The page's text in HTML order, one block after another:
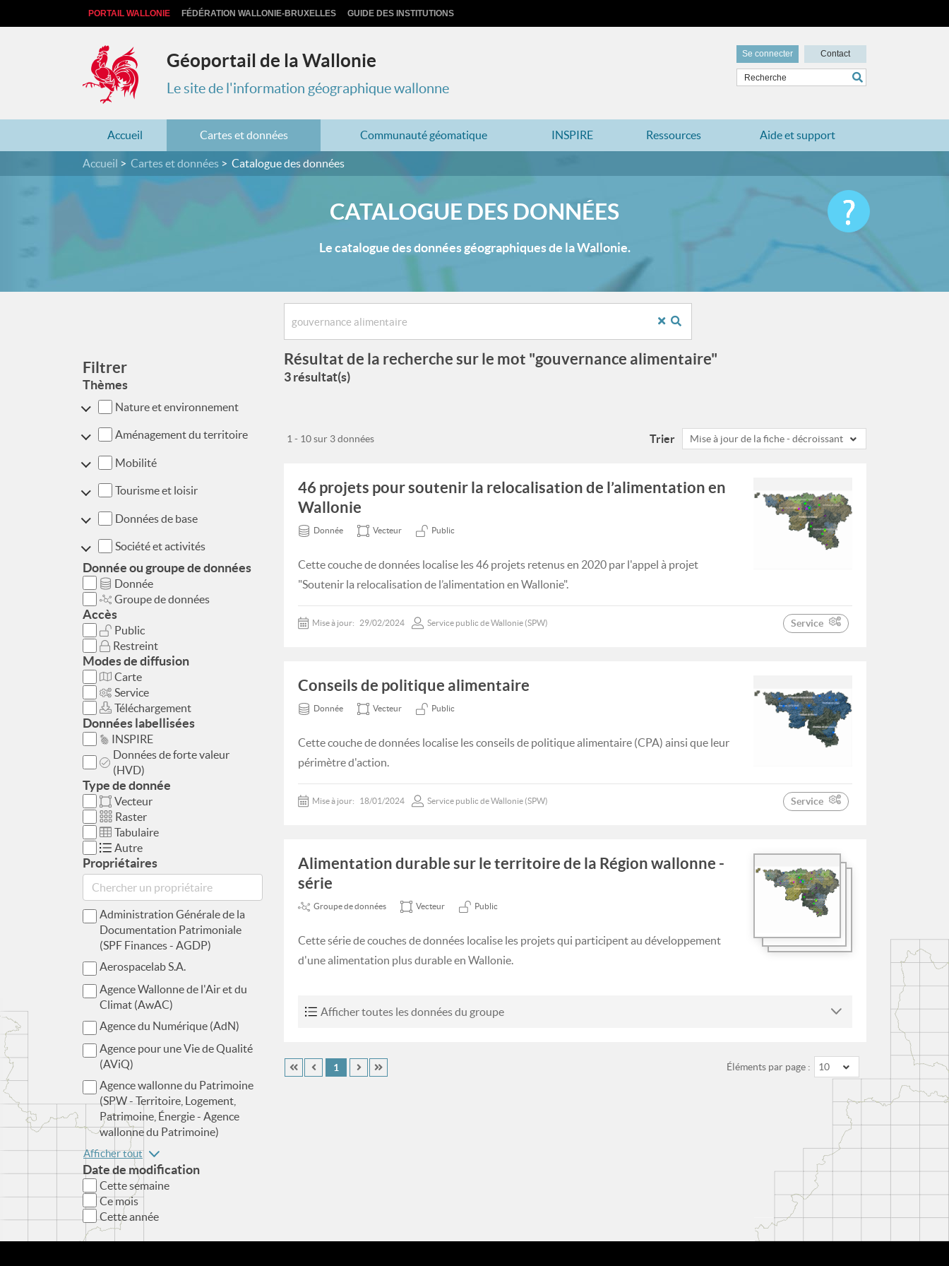
PORTAIL WALLONIE FÉDÉRATION WALLONIE-BRUXELLES GUIDE DES INSTITUTIONS
Géoportail de la Wallonie
Le site de l'information géographique wallonne
Se connecter Contact
Accueil Cartes et données Communauté géomatique INSPIRE Ressources Aide et support
Accueil Cartes et données Catalogue des données
CATALOGUE DES DONNÉES
Le catalogue des données géographiques de la Wallonie.
Filtrer
Thèmes
Nature et environnement
Aménagement du territoire
Mobilité
Tourisme et loisir
Données de base
Société et activités
Donnée ou groupe de données
Donnée
Groupe de données
Accès
Public
Restreint
Modes de diffusion
Carte
Service
Téléchargement
Données labellisées
INSPIRE
Données de forte valeur
(HVD)
Type de donnée
Vecteur
Raster
Tabulaire
Autre
Propriétaires
Administration Générale de la
Documentation Patrimoniale
(SPF Finances - AGDP)
Aerospacelab S.A.
Agence Wallonne de l'Air et du
Climat (AwAC)
Agence du Numérique (AdN)
Agence pour une Vie de Qualité
(AViQ)
Agence wallonne du Patrimoine
(SPW - Territoire, Logement,
Patrimoine, Énergie - Agence
wallonne du Patrimoine)
Afficher tout
Date de modification
Cette semaine
Ce mois
Cette année
Résultat de la recherche sur le mot "gouvernance alimentaire"
3 résultat(s)
Trier Mise à jour de la fiche - décroissant
1 - 10 sur 3 données
46 projets pour soutenir la relocalisation de l’alimentation en
Wallonie
Donnée Vecteur Public
Cette couche de données localise les 46 projets retenus en 2020 par l'appel à projet
"Soutenir la relocalisation de l’alimentation en Wallonie".
Mise à jour: 29/02/2024 Service public de Wallonie (SPW) Service
Conseils de politique alimentaire
Donnée Vecteur Public
Cette couche de données localise les conseils de politique alimentaire (CPA) ainsi que leur
périmètre d'action.
Mise à jour: 18/01/2024 Service public de Wallonie (SPW) Service
Alimentation durable sur le territoire de la Région wallonne -
série
Groupe de données Vecteur Public
Cette série de couches de données localise les projets qui participent au développement
d'une alimentation plus durable en Wallonie.
Afficher toutes les données du groupe
Éléments par page : 10
1